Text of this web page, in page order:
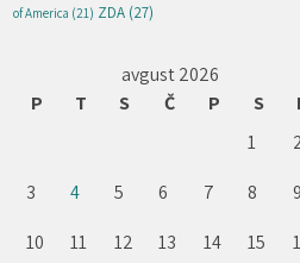
of America (21) ZDA (27)
avgust 2026
P
T S Č P S
1
3
4 5 6 7 8
9
10
11 12 13 14 15